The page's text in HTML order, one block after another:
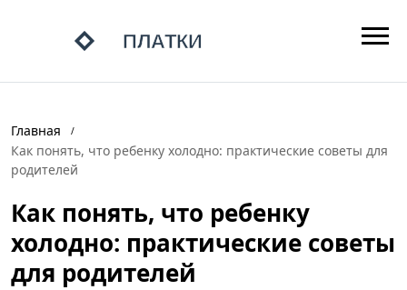
Главная
Как понять, что ребенку холодно: практические советы для
родителей
Как понять, что ребенку
холодно: практические советы
для родителей